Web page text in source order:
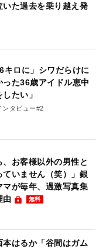
た過去を乗り越え発
キロに」シワだらけに
た36歳アイドル恵中
たい」
ンタビュー#2
、お客様以外の男性と
ていません（笑）」銀
マが毎年、過激写真集
由
無料
本はるか「谷間はガム